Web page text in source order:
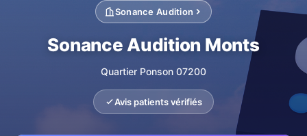
Sonance Audition
Sonance Audition Monts
Quartier Ponson 07200
Avis patients vérifiés